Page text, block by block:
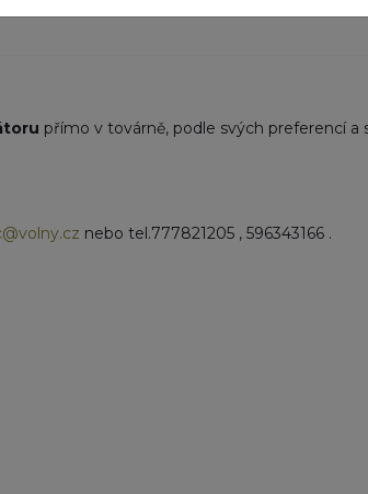
přímo v továrně, podle svých preferencí a
nebo tel.777821205 , 596343166 .